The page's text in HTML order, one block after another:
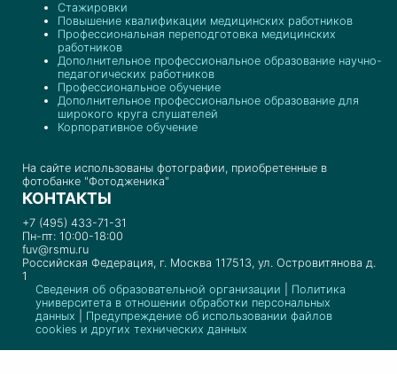
Стажировки
Повышение квалификации медицинских работников
Профессиональная переподготовка медицинских
работников
Дополнительное профессиональное образование научно-
педагогических работников
Профессиональное обучение
Дополнительное профессиональное образование для
широкого круга слушателей
Корпоративное обучение
На сайте использованы фотографии, приобретенные в
фотобанке "Фотодженика"
КОНТАКТЫ
+7 (495) 433-71-31
Пн-пт: 10:00-18:00
fuv@rsmu.ru
Российская Федерация, г. Москва 117513, ул. Островитянова д.
1
Сведения об образовательной организации
Политика
университета в отношении обработки персональных
данных
Предупреждение об использовании файлов
cookies и других технических данных